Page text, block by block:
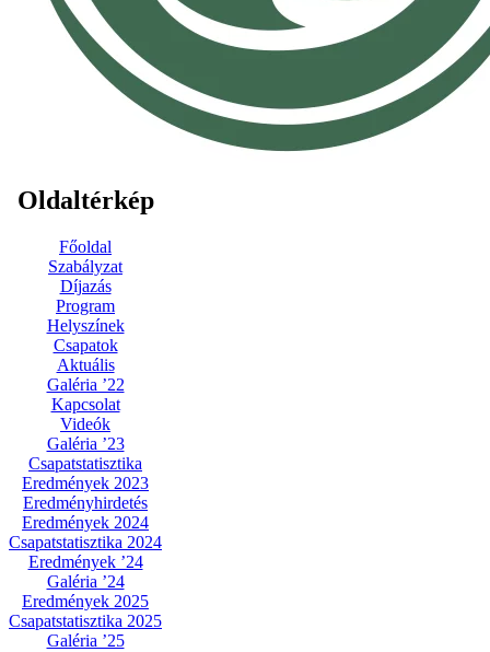
Oldaltérkép
Főoldal
Szabályzat
Díjazás
Program
Helyszínek
Csapatok
Aktuális
Galéria ’22
Kapcsolat
Videók
Galéria ’23
Csapatstatisztika
Eredmények 2023
Eredményhirdetés
Eredmények 2024
Csapatstatisztika 2024
Eredmények ’24
Galéria ’24
Eredmények 2025
Csapatstatisztika 2025
Galéria ’25